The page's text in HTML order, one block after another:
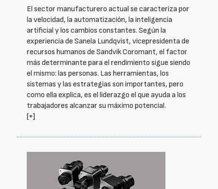
El sector manufacturero actual se caracteriza por
la velocidad, la automatización, la inteligencia
artificial y los cambios constantes. Según la
experiencia de Sanela Lundqvist, vicepresidenta de
recursos humanos de Sandvik Coromant, el factor
más determinante para el rendimiento sigue siendo
el mismo: las personas. Las herramientas, los
sistemas y las estrategias son importantes, pero
como ella explica, es el liderazgo el que ayuda a los
trabajadores alcanzar su máximo potencial.
[+]